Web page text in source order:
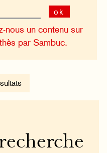
ok
nous un contenu sur
par Sambuc.